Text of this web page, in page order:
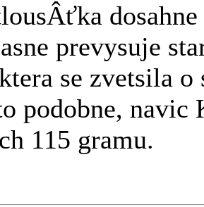
prevysuje
se zvetsila
podobne,
115 gramu.